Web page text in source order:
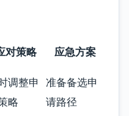
对策略 应急方案
调整申
略
准备备选申
请路径